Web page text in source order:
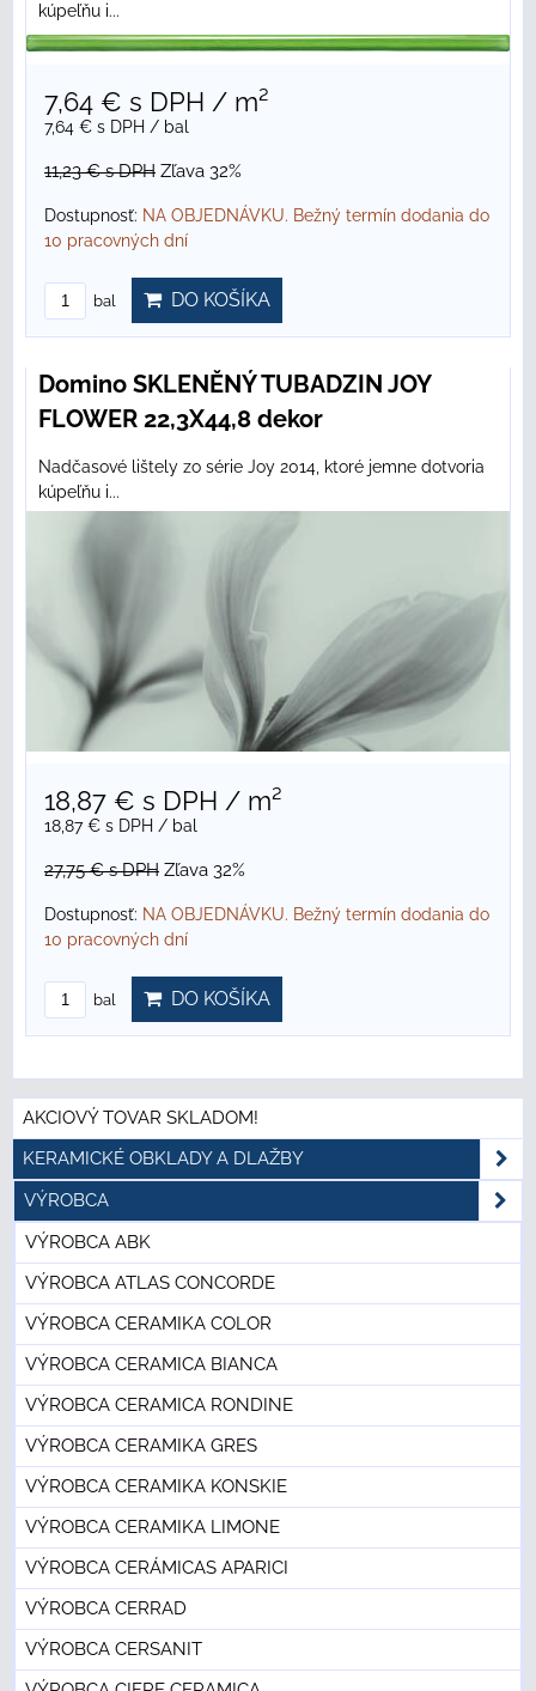
kúpeľňu i...
7,64 € s DPH / m²
7,64 € s DPH / bal
11,23 €s DPH Zľava 32%
Dostupnosť: NA OBJEDNÁVKU. Bežný termín dodania do
10 pracovných dní
bal DO KOŠÍKA
Domino SKLENĚNÝ TUBADZIN JOY
FLOWER 22,3X44,8 dekor
Nadčasové lištely zo série Joy 2014, ktoré jemne dotvoria
kúpeľňu i...
18,87 € s DPH / m²
18,87 € s DPH / bal
27,75 €s DPH Zľava 32%
Dostupnosť: NA OBJEDNÁVKU. Bežný termín dodania do
10 pracovných dní
bal DO KOŠÍKA
AKCIOVÝ TOVAR SKLADOM!
KERAMICKÉ OBKLADY A DLAŽBY
VÝROBCA
VÝROBCA ABK
VÝROBCA ATLAS CONCORDE
VÝROBCA CERAMIKA COLOR
VÝROBCA CERAMICA BIANCA
VÝROBCA CERAMICA RONDINE
VÝROBCA CERAMIKA GRES
VÝROBCA CERAMIKA KONSKIE
VÝROBCA CERAMIKA LIMONE
VÝROBCA CERÁMICAS APARICI
VÝROBCA CERRAD
VÝROBCA CERSANIT